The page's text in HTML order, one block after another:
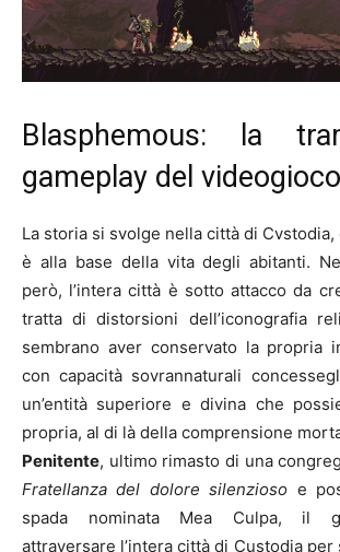
Blasphemous: la
gameplay del videogioco
La storia si svolge nella città di
è alla base della vita degli abitanti.
però, l’intera città è sotto attacco da
tratta di distorsioni dell’iconografia
sembrano aver conservato la propria
con capacità sovrannaturali
un’entità superiore e divina che
propria, al di là della comprensione
Penitente, ultimo rimasto di una
Fratellanza del dolore silenzioso e
spada nominata Mea Culpa, il
attraversare l’intera città di Custodia per